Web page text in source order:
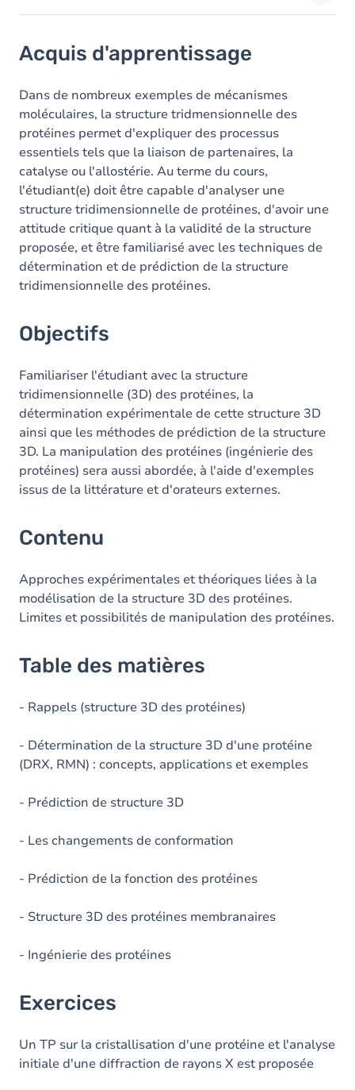
Objectifs
Contenu
Table des matières
Exercices
Acquis d'apprentissage
Dans de nombreux exemples de mécanismes
moléculaires, la structure tridmensionnelle des
protéines permet d'expliquer des processus
essentiels tels que la liaison de partenaires, la
catalyse ou l'allostérie. Au terme du cours,
l'étudiant(e) doit être capable d'analyser une
structure tridimensionnelle de protéines, d'avoir une
attitude critique quant à la validité de la structure
proposée, et être familiarisé avec les techniques de
détermination et de prédiction de la structure
tridimensionnelle des protéines.
Objectifs
Familiariser l'étudiant avec la structure
tridimensionnelle (3D) des protéines, la
détermination expérimentale de cette structure 3D
ainsi que les méthodes de prédiction de la structure
3D. La manipulation des protéines (ingénierie des
protéines) sera aussi abordée, à l'aide d'exemples
issus de la littérature et d'orateurs externes.
Contenu
Approches expérimentales et théoriques liées à la
modélisation de la structure 3D des protéines.
Limites et possibilités de manipulation des protéines.
Table des matières
- Rappels (structure 3D des protéines)
- Détermination de la structure 3D d'une protéine
(DRX, RMN) : concepts, applications et exemples
- Prédiction de structure 3D
- Les changements de conformation
- Prédiction de la fonction des protéines
- Structure 3D des protéines membranaires
- Ingénierie des protéines
Exercices
Un TP sur la cristallisation d'une protéine et l'analyse
initiale d'une diffraction de rayons X est proposée